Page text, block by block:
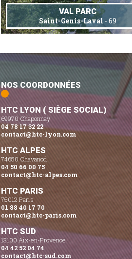
VAL PARC
Saint-Genis-Laval - 69
NOS COORDONNÉES
HTC LYON ( SIÈGE SOCIAL)
69970 Chaponnay
04 78 17 32 22
contact@htc-lyon.com
HTC ALPES
74650 Chavanod
04 50 66 00 75
contact@htc-alpes.com
HTC PARIS
75012 Paris
01 88 40 17 70
contact@htc-paris.com
HTC SUD
13100 Aix-en-Provence
04 42 52 04 74
contact@htc-sud.com